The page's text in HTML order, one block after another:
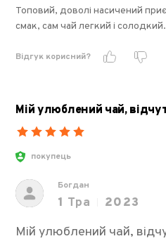
Топовий, доволі насичений
смак, сам чай легкий і
Відгук корисний?
Мій улюблений чай,
покупець
Богдан
1 Тра
2023
Мій улюблений чай,